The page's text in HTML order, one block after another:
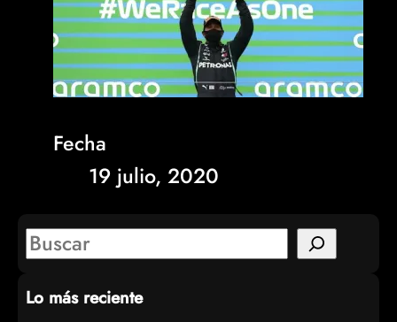
Fecha
19 julio, 2020
S
a
Lo más reciente